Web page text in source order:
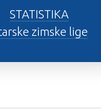
STATISTIKA
zimske lige